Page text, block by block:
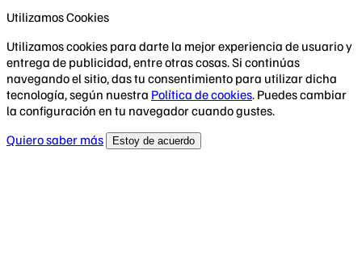
Utilizamos Cookies
Utilizamos cookies para darte la mejor experiencia de usuario y
entrega de publicidad, entre otras cosas. Si continúas
navegando el sitio, das tu consentimiento para utilizar dicha
tecnología, según nuestra Política de cookies. Puedes cambiar
la configuración en tu navegador cuando gustes.
Quiero saber más
Estoy de acuerdo